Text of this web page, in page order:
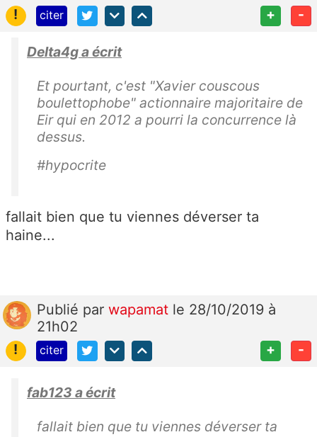
!
citer + -
Delta4g a écrit
Et pourtant, c'est "Xavier couscous
boulettophobe" actionnaire majoritaire de
Eir qui en 2012 a pourri la concurrence là
dessus.
#hypocrite
fallait bien que tu viennes déverser ta
haine...
Publié par wapamat le 28/10/2019 à
21h02
!
citer + -
fab123 a écrit
fallait bien que tu viennes déverser ta